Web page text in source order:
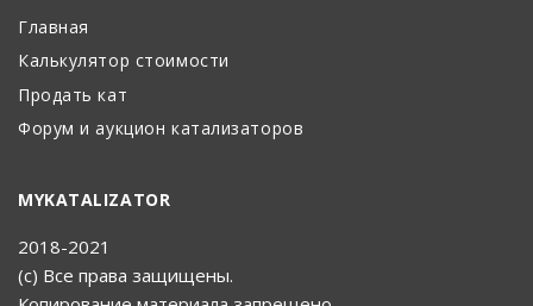
Главная
Калькулятор стоимости
Продать кат
Форум и аукцион катализаторов
MYKATALIZATOR
2018-2021
(с) Все права защищены.